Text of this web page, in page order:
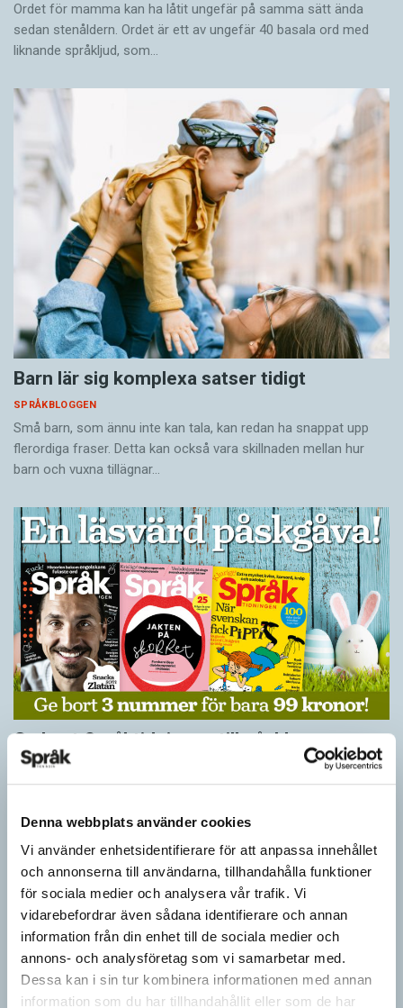
Denna webbplats använder cookies
Vi använder enhetsidentifierare för att anpassa innehållet
och annonserna till användarna, tillhandahålla funktioner
för sociala medier och analysera vår trafik. Vi
vidarebefordrar även sådana identifierare och annan
information från din enhet till de sociala medier och
annons- och analysföretag som vi samarbetar med.
Dessa kan i sin tur kombinera informationen med annan
information som du har tillhandahållit eller som de har
Ordet för mamma kan ha låtit ungefär på samma sätt ända
sedan stenåldern. Ordet är ett av ungefär 40 basala ord med
liknande språkljud, som…
Barn lär sig komplexa satser tidigt
SPRÅKBLOGGEN
Små barn, som ännu inte kan tala, kan redan ha snappat upp
flerordiga fraser. Detta kan också vara skillnaden mellan hur
barn och vuxna tillägnar…
Ge bort Språktidningen till påsk!
SPRÅKBLOGGEN
Inför påsken har vi ett riktigt fint erbjudande. Just nu kan du ge
också…